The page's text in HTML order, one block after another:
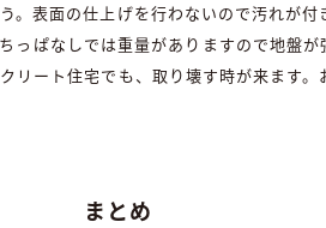
。表面の仕上げを行わないので汚れが
っぱなしでは重量がありますので地盤
リート住宅でも、取り壊す時が来ます
まとめ